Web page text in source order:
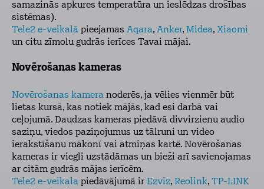
samazinās apkures temperatūra un ieslēdzas drošības
sistēmas).
Tele2 e-veikalā pieejamas Aqara, Anker, Midea, Xiaomi
un citu zīmolu gudrās ierīces Tavai mājai.
Novērošanas kameras
Novērošanas kamera noderēs, ja vēlies vienmēr būt
lietas kursā, kas notiek mājās, kad esi darbā vai
ceļojumā. Daudzas kameras piedāvā divvirzienu audio
saziņu, viedos paziņojumus uz tālruni un video
ierakstīšanu mākonī vai atmiņas kartē. Novērošanas
kameras ir viegli uzstādāmas un bieži arī savienojamas
ar citām gudrās mājas ierīcēm.
Tele2 e-veikala piedāvājumā ir Ezviz, Reolink, TP-LINK